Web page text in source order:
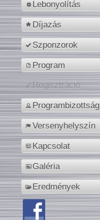
Lebonyolítás
Díjazás
Szponzorok
Program
Regisztráció
Programbizottság
Versenyhelyszín
Kapcsolat
Galéria
Eredmények